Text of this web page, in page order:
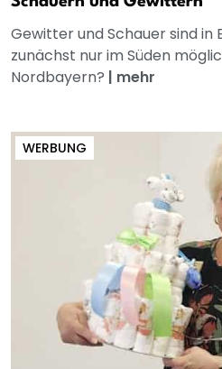
Gewitter und Schauer sind in
zunächst nur im Süden
Nordbayern? | mehr
WERBUNG